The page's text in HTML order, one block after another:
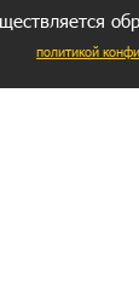
политикой